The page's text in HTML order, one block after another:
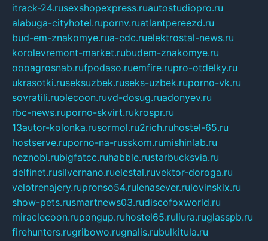
itrack-24.rusexshopexpress.ruautostudiopro.ru
alabuga-cityhotel.rupornv.ruatlantpereezd.ru
bud-em-znakomye.rua-cdc.ruelektrostal-news.ru
korolevremont-market.rubudem-znakomye.ru
oooagrosnab.rufpodaso.ruemfire.rupro-otdelky.ru
ukrasotki.ruseksuzbek.ruseks-uzbek.ruporno-vk.ru
sovratili.ruolecoon.ruvd-dosug.ruadonyev.ru
rbc-news.ruporno-skvirt.rukrospr.ru
13autor-kolonka.rusormol.ru2rich.ruhostel-65.ru
hostserve.ruporno-na-russkom.rumishinlab.ru
neznobi.rubigfatcc.ruhabble.rustarbucksvia.ru
delfinet.rusilvernano.ruelestal.ruvektor-doroga.ru
velotrenajery.rupronso54.rulenasever.rulovinskix.ru
show-pets.rusmartnews03.rudiscofoxworld.ru
miraclecoon.rupongup.ruhostel65.ruliura.ruglasspb.ru
firehunters.rugribowo.rugnalis.rubulkitula.ru